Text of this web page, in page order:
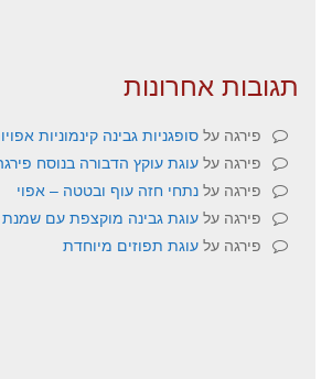
תגובות אחרונות
פירגה על סופגניות גבינה קינמוניות
פירגה על עוגת עוקץ הדבורה בנוסח
פירגה על נתחי חזה עוף ובטטה – אפוי
פירגה על עוגת גבינה מוקצפת עם
פירגה על עוגת תפוזים מיוחדת